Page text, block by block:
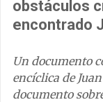
obstáculos
encontrado
Un documento
encíclica de
documento